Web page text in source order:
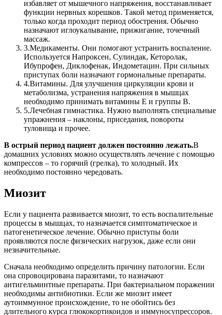
избавляет от мышечного напряжения, восстанавливает
функции нервных корешков. Такой метод применяется,
только когда проходит период обострения. Обычно
назначают иглоукалывание, прижигание, точечный
массаж.
3.Медикаменты. Они помогают устранить воспаление.
Используется Напроксен, Сулиндак, Кеторолак,
Ибупрофен, Диклофенак, Индометацин. При сильных
приступах боли назначают гормональные препараты.
4.Витамины. Для улучшения циркуляции крови и
метаболизма, устранения напряжения в мышцах
необходимо принимать витамины Е и группы В.
5.Лечебная гимнастика. Нужно выполнять специальные
упражнения – наклоны, приседания, повороты
туловища и прочее.
В острый период пациент должен постоянно лежать.В
домашних условиях можно осуществлять лечение с помощью
компрессов – то горячий (грелка), то холодный. Их
необходимо постоянно чередовать.
Миозит
Если у пациента развивается миозит, то есть воспалительные
процессы в мышцах, то назначается симптоматическое и
патогенетическое лечение. Обычно приступы боли
проявляются после физических нагрузок, даже если они
незначительные.
Сначала необходимо определить причину патологии. Если
она спровоцирована паразитами, то назначают
антигельминтные препараты. При бактериальном поражении
необходимы антибиотики. Если же миозит имеет
аутоиммунное происхождение, то не обойтись без
длительного курса глюкокортикоидов и иммуносупрессоров.